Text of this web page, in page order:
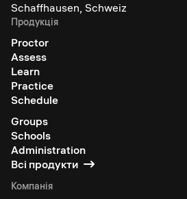
Schaffhausen, Schweiz
Продукція
Proctor
Assess
Learn
Practice
Schedule
Groups
Schools
Administration
Всі продукти
Компанія